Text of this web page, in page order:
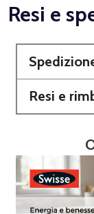
Resi e
Resi e